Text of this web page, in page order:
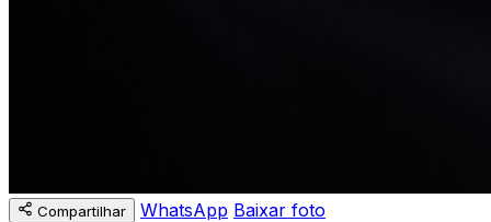
Compartilhar WhatsApp Baixar foto